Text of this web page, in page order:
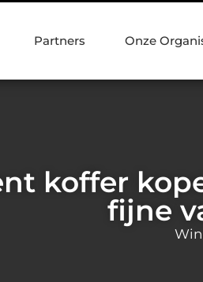
Partners Onze
koffer
fijne